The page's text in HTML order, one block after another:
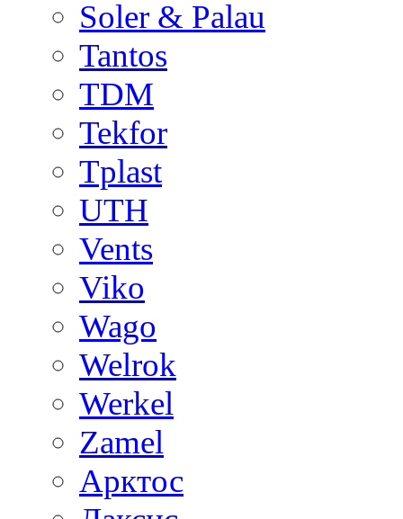
Soler & Palau
Tantos
TDM
Tekfor
Tplast
UTH
Vents
Viko
Wago
Welrok
Werkel
Zamel
Арктос